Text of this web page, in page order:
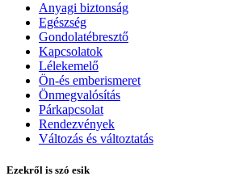
Anyagi biztonság
Egészség
Gondolatébresztő
Kapcsolatok
Lélekemelő
Ön-és emberismeret
Önmegvalósítás
Párkapcsolat
Rendezvények
Változás és változtatás
Ezekről is szó esik